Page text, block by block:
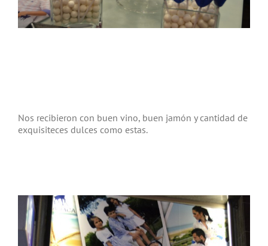
Nos recibieron con buen vino, buen jamón y cantidad de
exquisiteces dulces como estas.